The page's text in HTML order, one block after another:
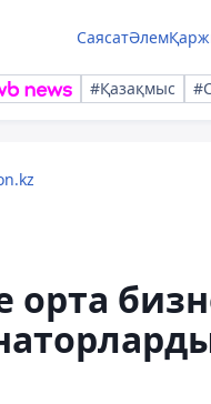
СаясатӘлем
#Қазақмыс